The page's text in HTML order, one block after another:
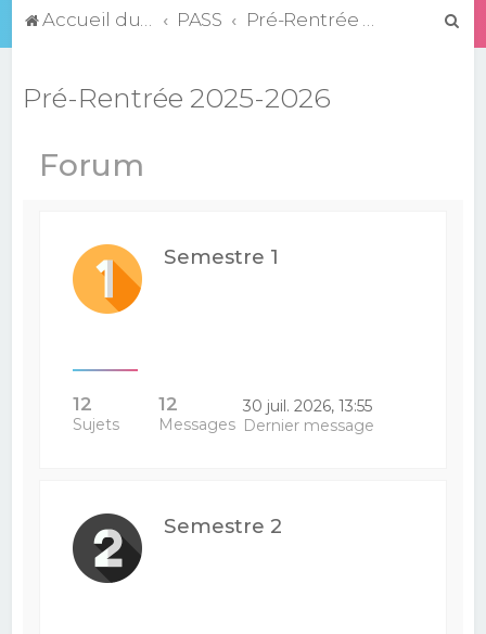
Accueil du forum PASS Pré-Rentrée 2025-2026
Pré-Rentrée 2025-2026
Forum
Semestre 1
12
Sujets
12
Messages
30 juil. 2026, 13:55
Dernier message
Semestre 2